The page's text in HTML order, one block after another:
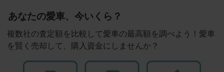
あなたの愛車、今いくら？
複数社の査定額を比較して愛車の最高額を調べよう！愛車
を賢く売却して、購入資金にしませんか？